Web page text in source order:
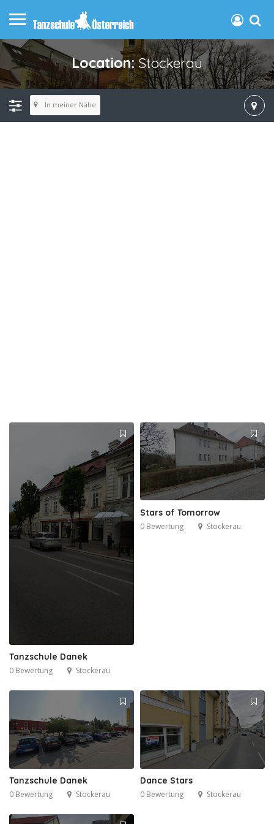
Location:Stockerau
In meiner Nähe
Tanzschule Danek
0 Bewertung Stockerau
Stars of Tomorrow
0 Bewertung Stockerau
Tanzschule Danek
0 Bewertung Stockerau
Dance Stars
0 Bewertung Stockerau